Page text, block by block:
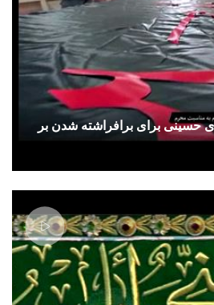
حسینی برای برافراشته شدن بر